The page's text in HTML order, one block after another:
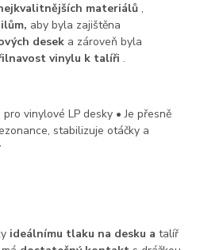
materiálů ,
aby byla zajištěna
desek a zároveň byla
vinylu k talíři .
vinylové LP desky • Je přesně
stabilizuje otáčky a
ideálnímu tlaku na desku atalíř